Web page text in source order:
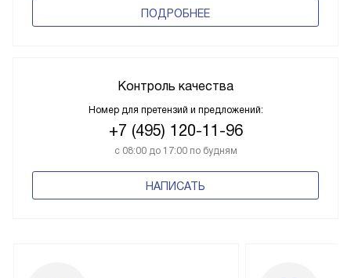
ПОДРОБНЕЕ
Контроль качества
Номер для претензий и предложений:
+7 (495) 120-11-96
с 08:00 до 17:00 по будням
НАПИСАТЬ